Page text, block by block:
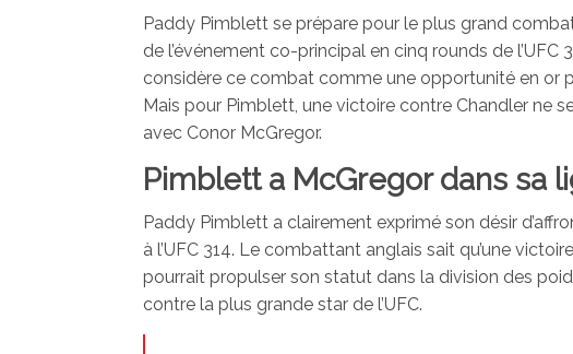
Paddy Pimblett se prépare pour le plus grand
de l’événement co-principal en cinq rounds de l’UFC
considère ce combat comme une opportunité en or
Mais pour Pimblett, une victoire contre Chandler ne
avec Conor McGregor.
Pimblett a McGregor dans sa
Paddy Pimblett a clairement exprimé son désir
à l’UFC 314. Le combattant anglais sait qu’une
pourrait propulser son statut dans la division des
contre la plus grande star de l’UFC.